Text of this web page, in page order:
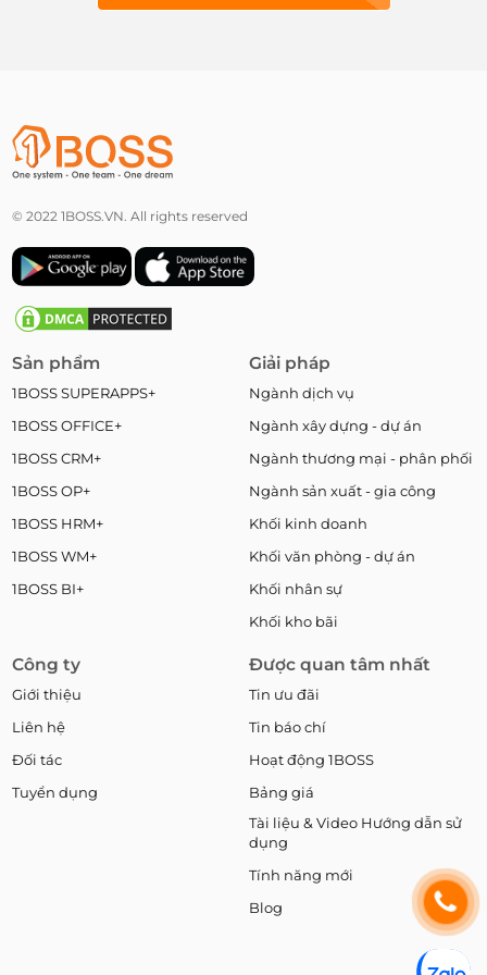
© 2022 1BOSS.VN. All rights reserved
Sản phẩm
1BOSS SUPERAPPS+
1BOSS OFFICE+
1BOSS CRM+
1BOSS OP+
1BOSS HRM+
1BOSS WM+
1BOSS BI+
Giải pháp
Ngành dịch vụ
Ngành xây dựng - dự án
Ngành thương mại - phân phối
Ngành sản xuất - gia công
Khối kinh doanh
Khối văn phòng - dự án
Khối nhân sự
Khối kho bãi
Công ty
Giới thiệu
Liên hệ
Đối tác
Tuyển dụng
Được quan tâm nhất
Tin ưu đãi
Tin báo chí
Hoạt động 1BOSS
Bảng giá
Tài liệu & Video Hướng dẫn sử
dụng
Tính năng mới
Blog